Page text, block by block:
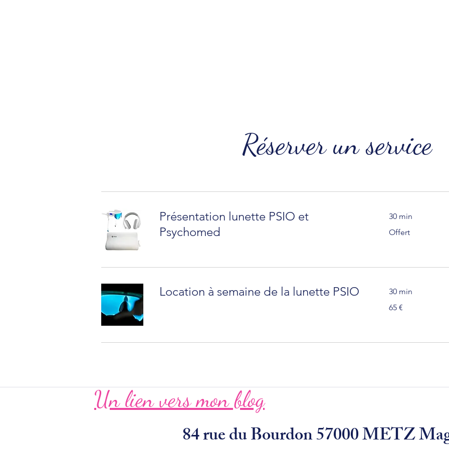
Réserver un service
Présentation lunette PSIO et
Psychomed
30 min
Offert
Location à semaine de la lunette PSIO 30 min
euros
65 €
Un lien vers mon blog
84 rue du Bourdon 57000 METZ